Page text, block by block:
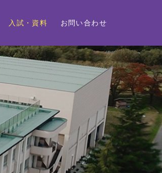
入試・資料 お問い合わせ